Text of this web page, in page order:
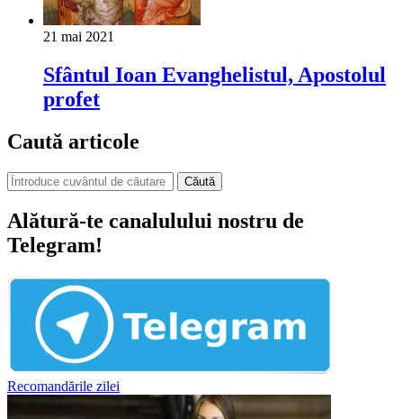
21 mai 2021
Sfântul Ioan Evanghelistul, Apostolul
profet
Caută articole
Căută
Alătură-te canalulului nostru de
Telegram!
Recomandările zilei